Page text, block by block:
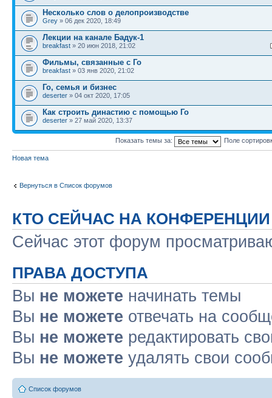
Несколько слов о делопроизводстве
Grey » 06 дек 2020, 18:49
Лекции на канале Бадук-1
breakfast » 20 июн 2018, 21:02
Фильмы, связанные с Го
breakfast » 03 янв 2020, 21:02
Го, семья и бизнес
deserter » 04 окт 2020, 17:05
Как строить династию с помощью Го
deserter » 27 май 2020, 13:37
Показать темы за: Поле
Новая тема
Вернуться в Список форумов
КТО СЕЙЧАС НА КОНФЕРЕНЦИИ
Сейчас этот форум
ПРАВА ДОСТУПА
Вы не можете начинать темы
Вы не можете отвечать на
Вы не можете редактировать
Вы не можете удалять свои
Список форумов